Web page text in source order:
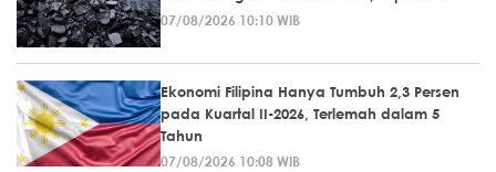
07/08/2026 10:10 WIB
Ekonomi Filipina Hanya Tumbuh 2,3 Persen
pada Kuartal II-2026, Terlemah dalam 5
Tahun
07/08/2026 10:08 WIB